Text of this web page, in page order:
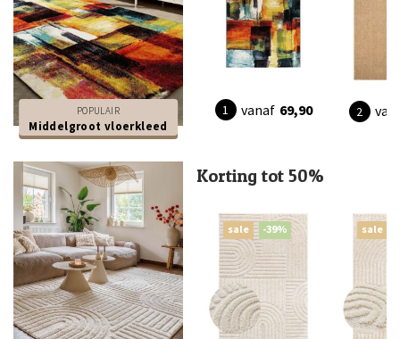
POPULAIR
Middelgroot vloerkleed
vanaf 69,90
Korting tot 50%
sale -39% sale